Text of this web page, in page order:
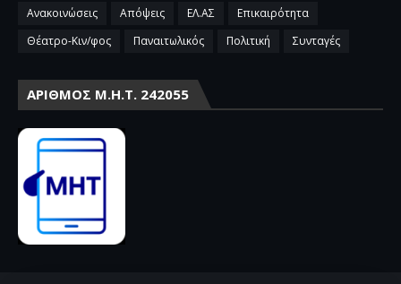
Ανακοινώσεις
Απόψεις ΕΛ.ΑΣ
Επικαιρότητα
Θέατρο-Κιν/φος
Παναιτωλικός Πολιτική Συνταγές
ΑΡΙΘΜΌΣ Μ.Η.Τ. 242055